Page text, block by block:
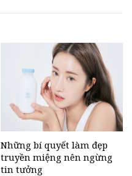
Những bí quyết làm đẹp
truyền miệng nên ngừng
tin tưởng